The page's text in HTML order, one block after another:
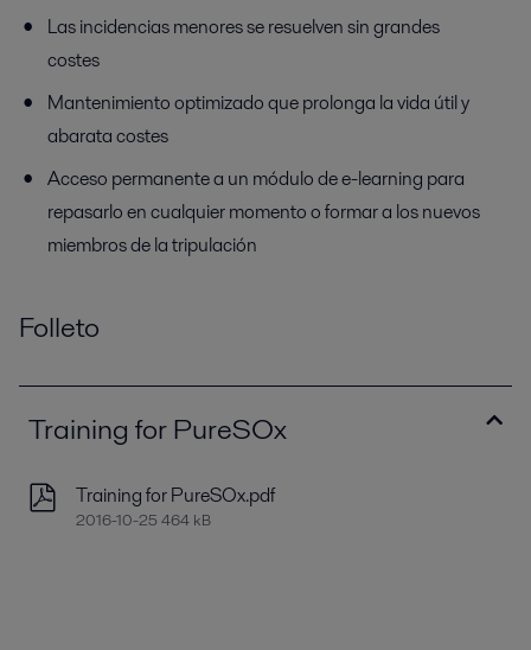
Las incidencias menores se resuelven sin grandes
costes
Mantenimiento optimizado que prolonga la vida útil y
abarata costes
Acceso permanente a un módulo de e-learning para
repasarlo en cualquier momento o formar a los nuevos
miembros de la tripulación
Folleto
Training for PureSOx
Training for PureSOx.pdf
2016-10-25 464 kB